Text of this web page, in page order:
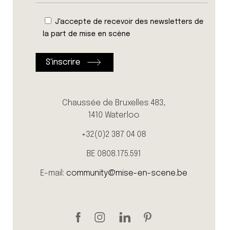
J'accepte de recevoir des newsletters de
la part de mise en scène
Chaussée de Bruxelles 483,
1410 Waterloo
+32(0)2 387 04 08
BE 0808.175.591
E-mail: community@mise-en-scene.be